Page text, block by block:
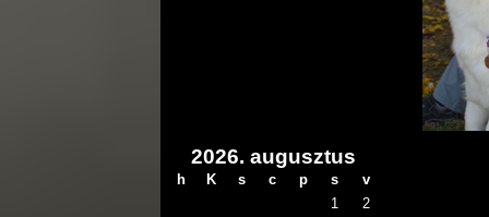
2026. augusztus
h K s c p s
v
1
2